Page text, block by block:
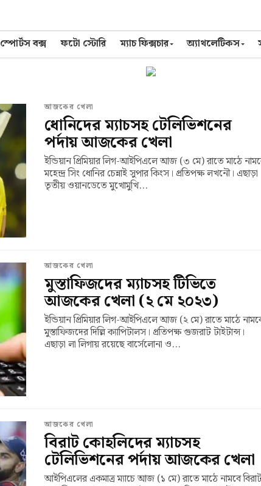
স্পোর্টস বক্স ফটো স্টোরি ম্যাচ ফিক্সচার অ্যাথলেটিকস
আজকের খেলা
ধোনিদের ম্যাচসহ টেলিভিশনের
পর্দায় আজকের খেলা
ইন্ডিয়ান প্রিমিয়ার লিগ-আইপিএলে আজ (৩ মে) রাতে মাঠে
মহেন্দ্র সিং ধোনির চেন্নাই সুপার কিংস। প্রতিপক্ষ লখনৌ। এছাড়া
তৃতীয় ওয়ানডেতে মুখোমুখি...
আজকের খেলা
মুস্তাফিজদের ম্যাচসহ টিভিতে
আজকের খেলা (২ মে ২০২৩)
ইন্ডিয়ান প্রিমিয়ার লিগ-আইপিএলে আজ (২ মে) রাতে মাঠে
মুস্তাফিজদের দিল্লি ক্যাপিটালস। প্রতিপক্ষ গুজরাট টাইটান্স।
এছাড়া লা লিগায় রয়েছে বার্সেলোনা ও...
আজকের খেলা
বিরাট কোহলিদের ম্যাচসহ
টেলিভিশনের পর্দায় আজকের খেলা
আইপিএলের একমাত্র ম্যাচে আজ (১ মে) রাতে মাঠে নামবে